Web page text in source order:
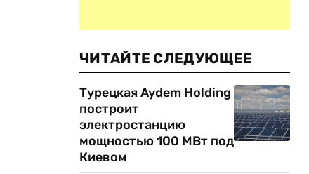
ЧИТАЙТЕ СЛЕДУЮЩЕЕ
Турецкая Aydem Holding
построит
электростанцию
мощностью 100 МВт под
Киевом